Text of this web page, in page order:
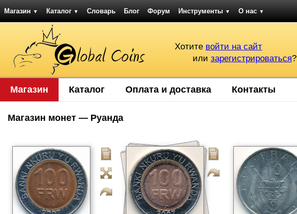
Магазин ▼ Каталог ▼ Словарь Блог Форум Инструменты ▼ О нас ▼
Хотите войти на сайт
или зарегистрироваться?
Магазин Каталог Оплата и доставка Контакты
Магазин монет — Руанда